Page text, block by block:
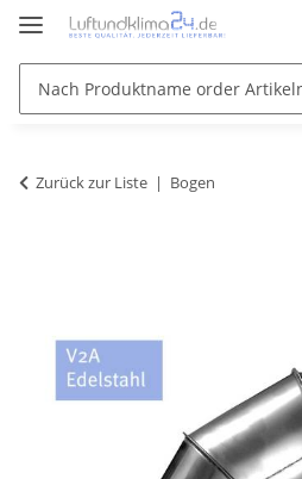
Zurück zur Liste Bogen